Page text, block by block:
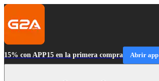
15% con APP15 en la primera compra Abrir app